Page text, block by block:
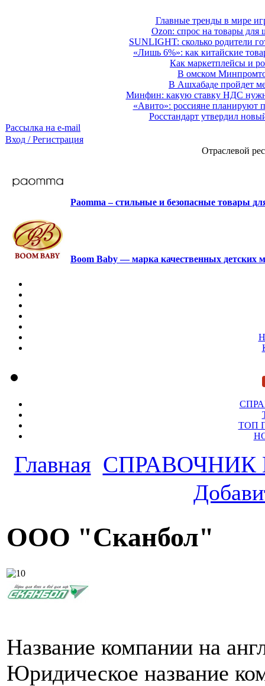
Главные тренды в мире
Ozon: спрос на товары для
SUNLIGHT: сколько родители
«Лишь 6%»: как китайские
Как маркетплейсы и
В омском
В Ашхабаде пройдет
Минфин: какую ставку НДС
«Авито»: россияне планируют
Росстандарт утвердил
Рассылка на e-mail
Вход / Регистрация
Отраслевой
Paomma – стильные и безопасные товары
Boom Baby — марка качественных детских
ТОП
Главная
ООО "Сканбол"
Название компании на
Юридическое название